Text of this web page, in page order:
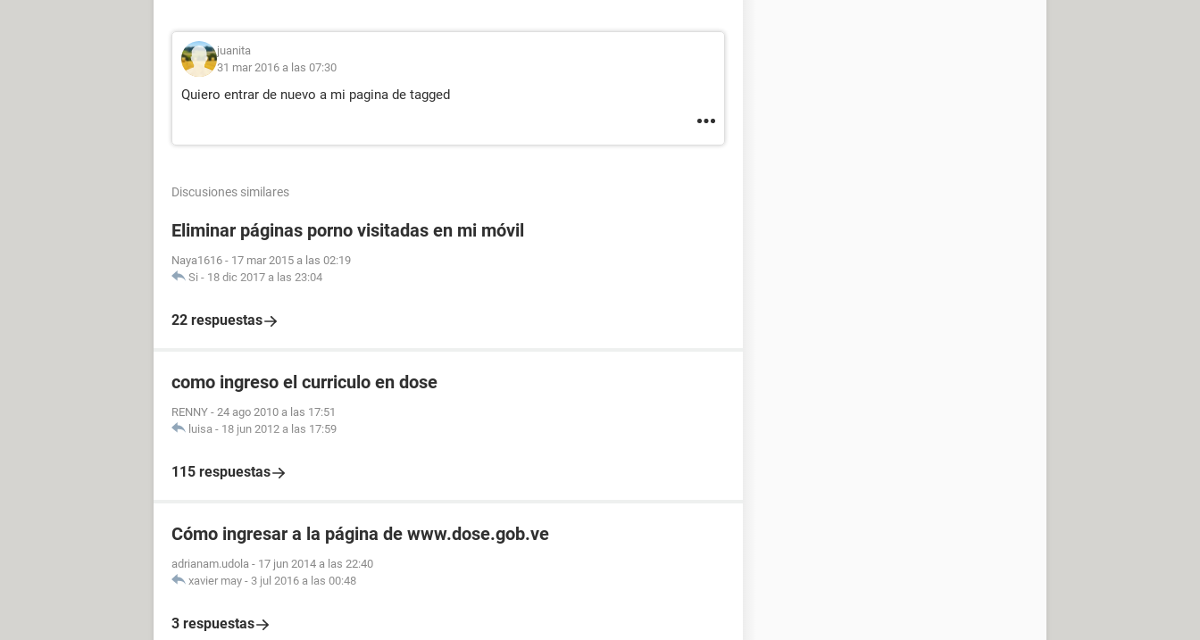
juanita
31 mar 2016 a las 07:30
Quiero entrar de nuevo a mi pagina de tagged
Discusiones similares
Eliminar páginas porno visitadas en mi móvil
Naya1616 - 17 mar 2015 a las 02:19
Si - 18 dic 2017 a las 23:04
22 respuestas
como ingreso el curriculo en dose
RENNY - 24 ago 2010 a las 17:51
luisa - 18 jun 2012 a las 17:59
115 respuestas
Cómo ingresar a la página de www.dose.gob.ve
adrianam.udola - 17 jun 2014 a las 22:40
xavier may - 3 jul 2016 a las 00:48
3 respuestas